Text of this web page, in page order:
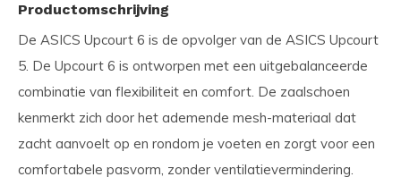
Productomschrijving
De ASICS Upcourt 6 is de opvolger van de ASICS Upcourt
5. De Upcourt 6 is ontworpen met een uitgebalanceerde
combinatie van flexibiliteit en comfort. De zaalschoen
kenmerkt zich door het ademende mesh-materiaal dat
zacht aanvoelt op en rondom je voeten en zorgt voor een
comfortabele pasvorm, zonder ventilatievermindering.